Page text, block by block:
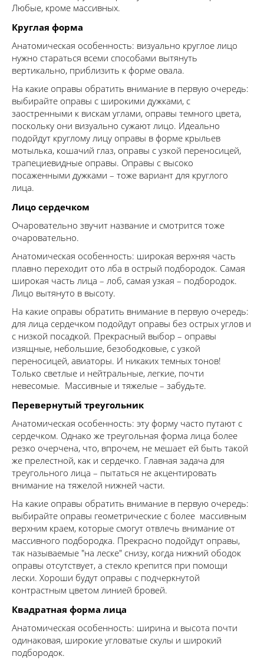
Любые, кроме массивных.
Круглая форма
Анатомическая особенность: визуально круглое лицо
нужно стараться всеми способами вытянуть
вертикально, приблизить к форме овала.
На какие оправы обратить внимание в первую очередь:
выбирайте оправы с широкими дужками, с
заостренными к вискам углами, оправы темного цвета,
поскольку они визуально сужают лицо. Идеально
подойдут круглому лицу оправы в форме крыльев
мотылька, кошачий глаз, оправы с узкой переносицей,
трапециевидные оправы. Оправы с высоко
посаженными дужками – тоже вариант для круглого
лица.
Лицо сердечком
Очаровательно звучит название и смотрится тоже
очаровательно.
Анатомическая особенность: широкая верхняя часть
плавно переходит ото лба в острый подбородок. Самая
широкая часть лица – лоб, самая узкая – подбородок.
Лицо вытянуто в высоту.
На какие оправы обратить внимание в первую очередь:
для лица сердечком подойдут оправы без острых углов и
с низкой посадкой. Прекрасный выбор – оправы
изящные, небольшие, безободковые, с узкой
переносицей, авиаторы. И никаких темных тонов!
Только светлые и нейтральные, легкие, почти
невесомые. Массивные и тяжелые – забудьте.
Перевернутый треугольник
Анатомическая особенность: эту форму часто путают с
сердечком. Однако же треугольная форма лица более
резко очерчена, что, впрочем, не мешает ей быть такой
же прелестной, как и сердечко. Главная задача для
треугольного лица – пытаться не акцентировать
внимание на тяжелой нижней части.
На какие оправы обратить внимание в первую очередь:
выбирайте оправы геометрические с более массивным
верхним краем, которые смогут отвлечь внимание от
массивного подбородка. Прекрасно подойдут оправы,
так называемые "на леске" снизу, когда нижний ободок
оправы отсутствует, а стекло крепится при помощи
лески. Хороши будут оправы с подчеркнутой
контрастным цветом линией бровей.
Квадратная форма лица
Анатомическая особенность: ширина и высота почти
одинаковая, широкие угловатые скулы и широкий
подбородок.